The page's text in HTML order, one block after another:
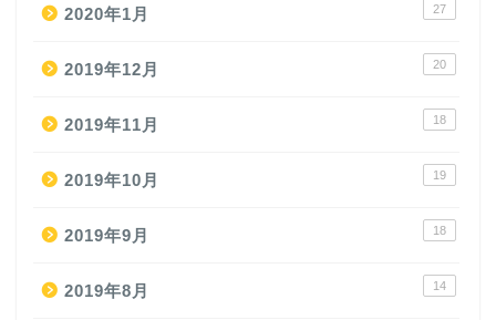
2020年1月 27
2019年12月 20
2019年11月 18
2019年10月 19
2019年9月 18
2019年8月 14